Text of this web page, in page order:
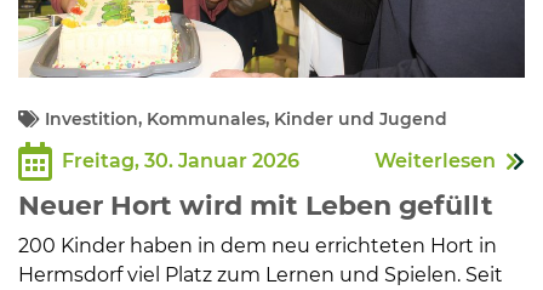
Investition, Kommunales, Kinder und Jugend
Freitag, 30. Januar 2026 Weiterlesen
Neuer Hort wird mit Leben gefüllt
200 Kinder haben in dem neu errichteten Hort in
Hermsdorf viel Platz zum Lernen und Spielen. Seit